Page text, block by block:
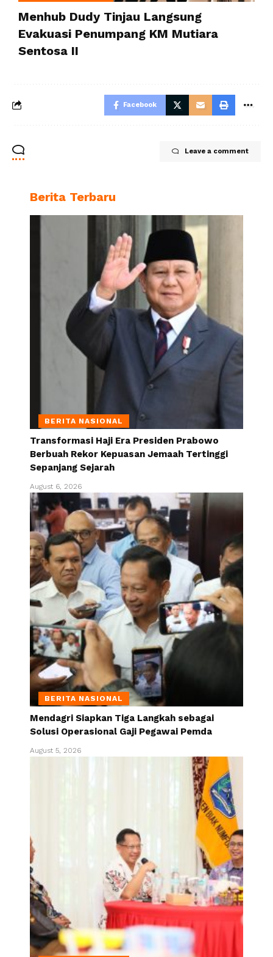
Menhub Dudy Tinjau Langsung
Evakuasi Penumpang KM Mutiara
Sentosa II
Facebook
Leave a comment
Berita Terbaru
BERITA NASIONAL
Transformasi Haji Era Presiden Prabowo
Berbuah Rekor Kepuasan Jemaah Tertinggi
Sepanjang Sejarah
August 6, 2026
BERITA NASIONAL
Mendagri Siapkan Tiga Langkah sebagai
Solusi Operasional Gaji Pegawai Pemda
August 5, 2026